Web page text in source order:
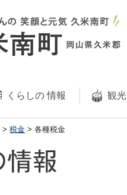
くらしの情報 観光
> 税金 > 各種税金